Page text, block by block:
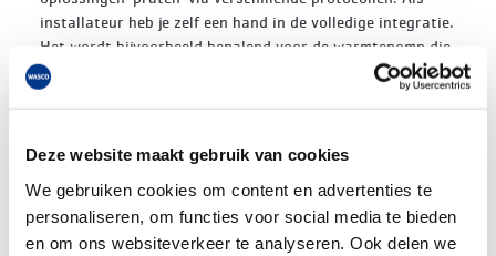
Deze website maakt gebruik van cookies
We gebruiken cookies om content en advertenties te
personaliseren, om functies voor social media te bieden
en om ons websiteverkeer te analyseren. Ook delen we
installateur heb je zelf een hand in de volledige integratie.
Het wordt bijvoorbeeld bepalend voor de warmtepomp die
je adviseert. Kan deze communiceren met het EMS of is
het faciliteren? Je installeert niet alleen losse oplossingen
Dit betekent dat je van veel zaken diepgaande kennis moet
hebben. Een PV-installatie is en blijft iets anders dan een
warmtepomp. Maar nogmaals, ze spelen wel beide een rol
in dat totaalsysteem. Ik verwacht dat er